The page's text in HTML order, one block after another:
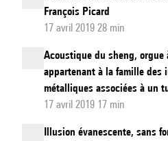
François Picard
17 avril 2019 28 min
Acoustique du sheng, orgue
appartenant à la famille des
métalliques associées à un
17 avril 2019 17 min
Illusion évanescente, sans